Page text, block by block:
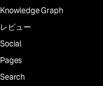
Knowledge Graph
レビュー
Social
Pages
Search